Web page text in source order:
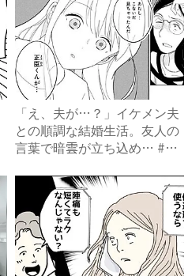
「え、夫が…？」イケメン夫
との順調な結婚生活。友人の
言葉で暗雲が立ち込め… #